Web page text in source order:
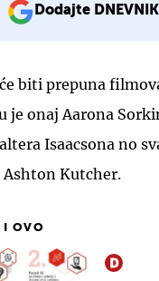
Dodajte
biti prepuna
je onaj Aarona
Isaacsona no
Ashton Kutcher.
I OVO